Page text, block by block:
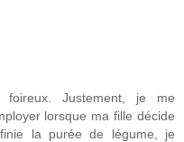
foireux. Justement, je me
lorsque ma fille décide
la purée de légume, je